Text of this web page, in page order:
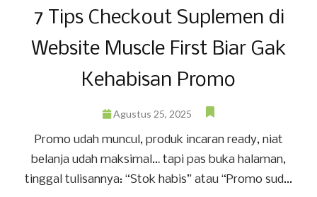
7 Tips Checkout Suplemen di
Website Muscle First Biar Gak
Kehabisan Promo
Agustus 25, 2025
Promo udah muncul, produk incaran ready, niat
belanja udah maksimal… tapi pas buka halaman,
tinggal tulisannya: “Stok habis” atau “Promo sud...